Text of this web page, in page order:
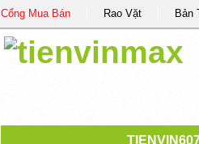
Cổng Mua Bán Rao Vặt Bản